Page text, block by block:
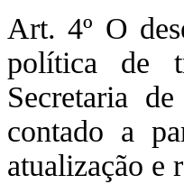
Art. 4º O
política de
Secretaria
contado a
atualização e